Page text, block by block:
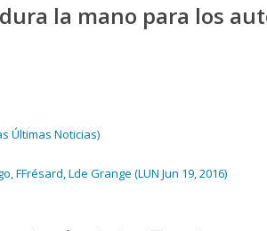
la mano para los
Últimas Noticias)
Lde Grange (LUN Jun 19, 2016)